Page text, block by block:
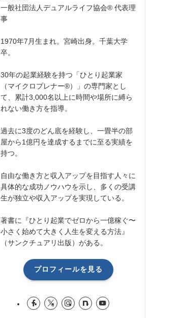
一般社団法人デュアルライフ協会® 代表理
事
1970年7月生まれ。宮崎出身。千葉大学
卒。
30年の起業経験を持つ「ひとり起業家
（マイクロプレナー®）」の専門家とし
て、累計3,000名以上に時間や場所に縛ら
れない働き方を指導。
過去に3度のどん底を経験し、一畳半の部
屋から1億円を達成するまでに至る実績を
持つ。
自由な働き方と収入アップを目指す人々に
具体的な成功ノウハウを示し、多くの受講
生が独立や収入アップを実現している。
著書に『ひとり起業でゼロから一億稼ぐ〜
小さく始めて大きく人生を変える方法』
（サンクチュアリ出版）がある。
プロフィールを見る